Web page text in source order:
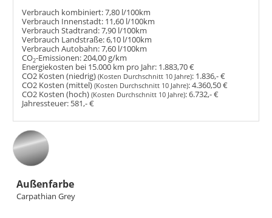
Verbrauch kombiniert:7,80 l/100km
Verbrauch Innenstadt: 11,60 l/100km
Verbrauch Stadtrand:7,90 l/100km
Verbrauch Landstraße:6,10 l/100km
Verbrauch Autobahn:7,60 l/100km
CO2-Emissionen:204,00 g/km
Energiekosten bei 15.000 km pro Jahr: 1.883,70 €
CO2 Kosten (niedrig) (Kosten Durchschnitt 10 Jahre): 1.836,- €
CO2 Kosten (mittel) (Kosten Durchschnitt 10 Jahre):4.360,50 €
CO2 Kosten (hoch) (Kosten Durchschnitt 10 Jahre):6.732,- €
Jahressteuer: 581,- €
Außenfarbe
Carpathian Grey